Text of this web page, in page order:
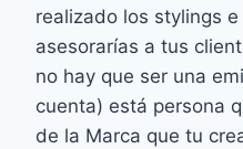
realizado los stylings
asesorarías a tus
no hay que ser una
cuenta) está persona
de la Marca que tu